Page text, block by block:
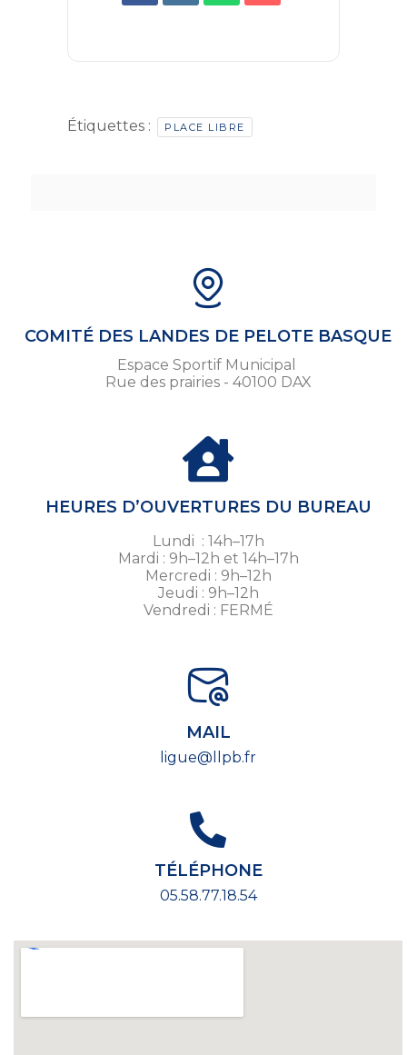
Étiquettes : PLACE LIBRE
COMITÉ DES LANDES DE PELOTE BASQUE
Espace Sportif Municipal
Rue des prairies - 40100 DAX
HEURES D’OUVERTURES DU BUREAU
Lundi : 14h–17h
Mardi : 9h–12h et 14h–17h
Mercredi : 9h–12h
Jeudi : 9h–12h
Vendredi : FERMÉ
MAIL
ligue@llpb.fr
TÉLÉPHONE
05.58.77.18.54